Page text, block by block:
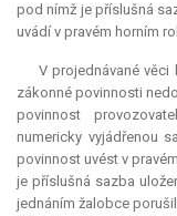
pod nímž je příslušná
uvádí v pravém horním
V projednávané
zákonné povinnosti
povinnost
numericky vyjádřenou
povinnost uvést v
je příslušná sazba
jednáním žalobce